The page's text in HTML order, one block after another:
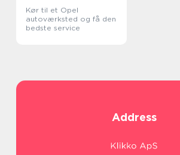
Kør til et Opel
autoværksted og få den
bedste service
Address